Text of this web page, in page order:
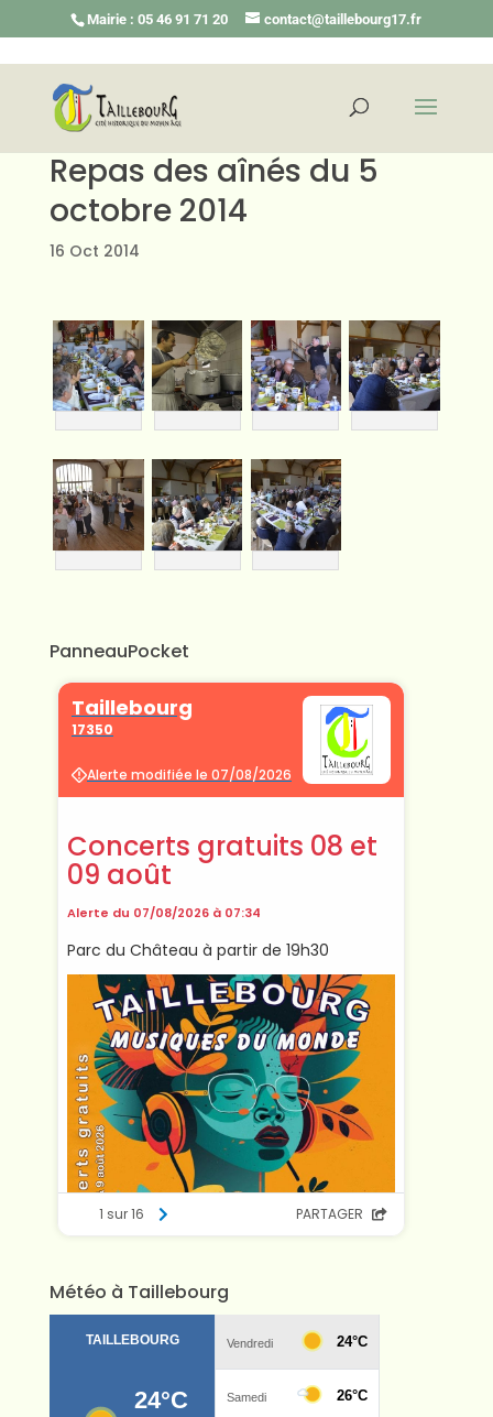
Mairie : 05 46 91 71 20 contact@taillebourg17.fr
Repas des aînés du 5
octobre 2014
16 Oct 2014
PanneauPocket
Météo à Taillebourg